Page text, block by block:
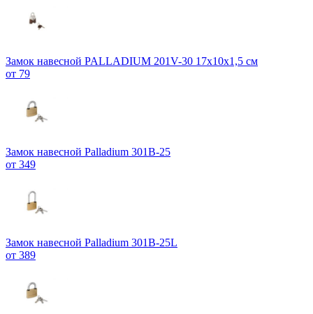
Замок навесной PALLADIUM 201V-30 17х10х1,5 см
от 79
Замок навесной Palladium 301B-25
от 349
Замок навесной Palladium 301B-25L
от 389